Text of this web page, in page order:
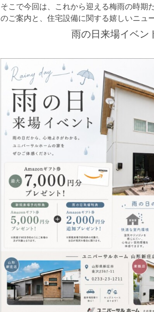
そこで今回は、これから迎える梅雨の時期
のご案内と、住宅設備に関する嬉しいニュ
雨の日来場イベン